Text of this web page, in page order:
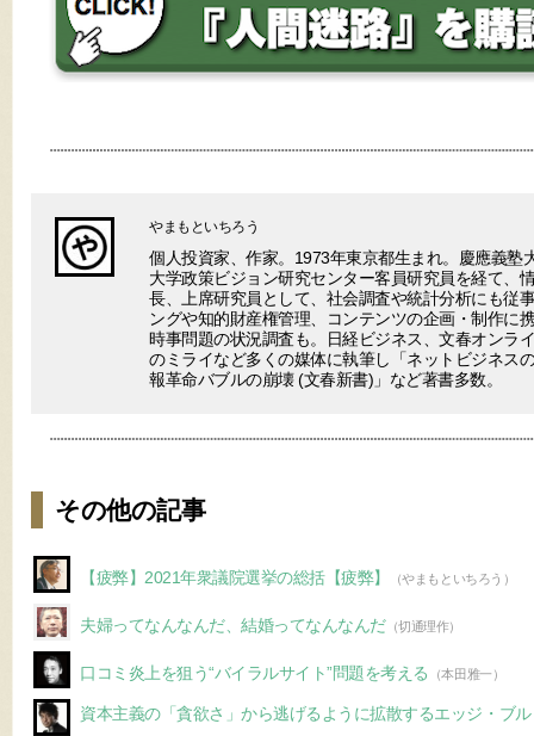
やまもといちろう
個人投資家、作家。1973年東京都生まれ。慶應義塾
大学政策ビジョン研究センター客員研究員を経て、
長、上席研究員として、社会調査や統計分析にも従
ングや知的財産権管理、コンテンツの企画・制作に
時事問題の状況調査も。日経ビジネス、文春オンラ
のミライなど多くの媒体に執筆し「ネットビジネス
報革命バブルの崩壊 (文春新書)」など著書多数。
その他の記事
【疲弊】2021年衆議院選挙の総括【疲弊】 （やまもといちろう）
夫婦ってなんなんだ、結婚ってなんなんだ（切通理作）
口コミ炎上を狙う“バイラルサイト”問題を考える （本田雅一）
資本主義の「貪欲さ」から逃げるように拡散するエッジ・ブ